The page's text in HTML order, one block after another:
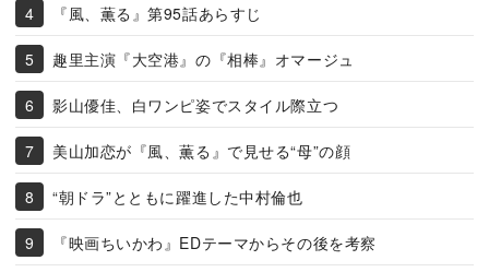
『風、薫る』第95話あらすじ
趣里主演『大空港』の『相棒』オマージュ
影山優佳、白ワンピ姿でスタイル際立つ
美山加恋が『風、薫る』で見せる“母”の顔
“朝ドラ”とともに躍進した中村倫也
『映画ちいかわ』EDテーマからその後を考察